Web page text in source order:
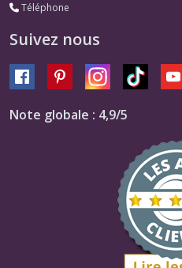
Téléphone
Suivez nous
Note globale : 4,9/5